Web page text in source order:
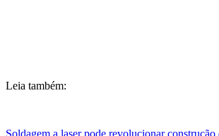
Leia também: